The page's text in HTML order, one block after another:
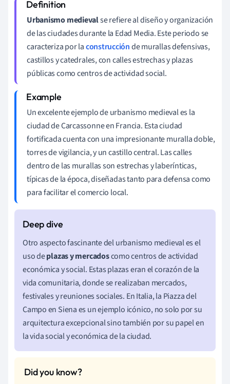
Urbanismo medievalse refiere al diseño y organización
de las ciudades durante la Edad Media. Este periodo se
caracteriza por laconstrucciónde murallas defensivas,
castillos y catedrales, con calles estrechas y plazas
públicas como centros de actividad social.
Un excelente ejemplo de urbanismo medieval es la
ciudad de Carcassonne en Francia. Esta ciudad
fortificada cuenta con una impresionante muralla doble,
torres de vigilancia, y un castillo central. Las calles
dentro de las murallas son estrechas y laberínticas,
típicas de la época, diseñadas tanto para defensa como
para facilitar el comercio local.
Otro aspecto fascinante del urbanismo medieval es el
uso deplazas y mercadoscomo centros de actividad
económica y social. Estas plazas eran el corazón de la
vida comunitaria, donde se realizaban mercados,
festivales y reuniones sociales. En Italia, la Piazza del
Campo en Siena es un ejemplo icónico, no solo por su
arquitectura excepcional sino también por su papel en
la vida social y económica de la ciudad.